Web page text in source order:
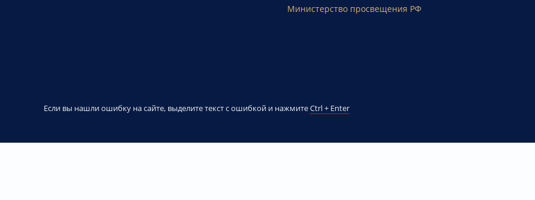
Министерство просвещения РФ
Если вы нашли ошибку на сайте, выделите текст с ошибкой и нажмитеCtrl + Enter